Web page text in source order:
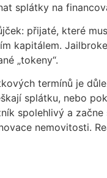
splátky na
přijaté, které
kapitálem.
„tokeny“.
termínů je
splátku, nebo
spolehlivý a
nemovitosti.